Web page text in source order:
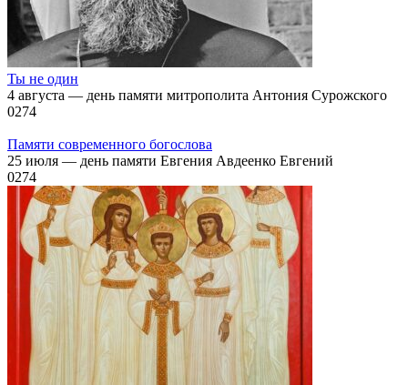
Ты не один
4 августа — день памяти митрополита Антония Сурожского
0274
Памяти современного богослова
25 июля — день памяти Евгения Авдеенко Евгений
0274